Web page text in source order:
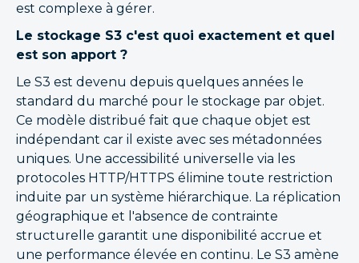
est complexe à gérer.
Le stockage S3 c'est quoi exactement et quel
est son apport ?
Le S3 est devenu depuis quelques années le
standard du marché pour le stockage par objet.
Ce modèle distribué fait que chaque objet est
indépendant car il existe avec ses métadonnées
uniques. Une accessibilité universelle via les
protocoles HTTP/HTTPS élimine toute restriction
induite par un système hiérarchique. La réplication
géographique et l'absence de contrainte
structurelle garantit une disponibilité accrue et
une performance élevée en continu. Le S3 amène